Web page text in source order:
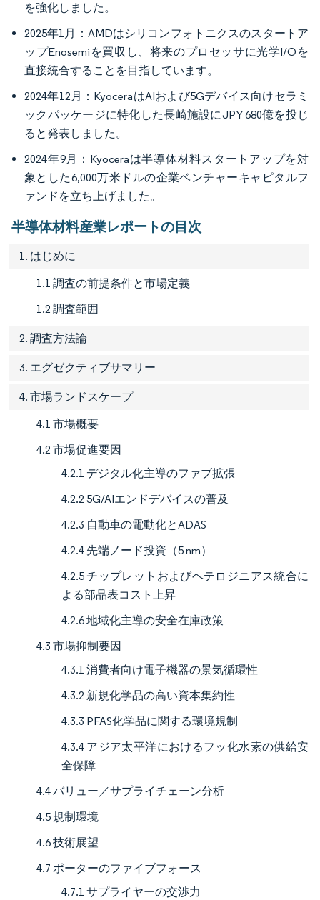
を強化しました。
2025年1月：AMDはシリコンフォトニクスのスタートア
ップEnosemiを買収し、将来のプロセッサに光学I/Oを
直接統合することを目指しています。
2024年12月：KyoceraはAIおよび5Gデバイス向けセラミ
ックパッケージに特化した長崎施設にJPY 680億を投じ
ると発表しました。
2024年9月：Kyoceraは半導体材料スタートアップを対
象とした6,000万米ドルの企業ベンチャーキャピタルフ
ァンドを立ち上げました。
半導体材料産業レポートの目次
1. はじめに
1.1 調査の前提条件と市場定義
1.2 調査範囲
2. 調査方法論
3. エグゼクティブサマリー
4. 市場ランドスケープ
4.1 市場概要
4.2 市場促進要因
4.2.1 デジタル化主導のファブ拡張
4.2.2 5G/AIエンドデバイスの普及
4.2.3 自動車の電動化とADAS
4.2.4 先端ノード投資（5 nm）
4.2.5 チップレットおよびヘテロジニアス統合に
よる部品表コスト上昇
4.2.6 地域化主導の安全在庫政策
4.3 市場抑制要因
4.3.1 消費者向け電子機器の景気循環性
4.3.2 新規化学品の高い資本集約性
4.3.3 PFAS化学品に関する環境規制
4.3.4 アジア太平洋におけるフッ化水素の供給安
全保障
4.4 バリュー／サプライチェーン分析
4.5 規制環境
4.6 技術展望
4.7 ポーターのファイブフォース
4.7.1 サプライヤーの交渉力